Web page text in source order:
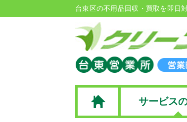
台東区の不用品回収・買取を即日
サービス